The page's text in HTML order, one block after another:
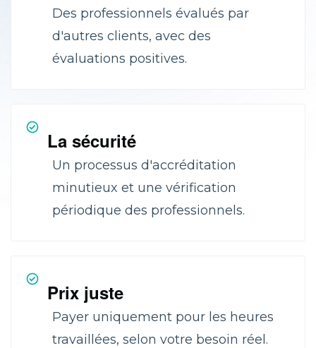
Des professionnels évalués par
d'autres clients, avec des
évaluations positives.
La sécurité
Un processus d'accréditation
minutieux et une vérification
périodique des professionnels.
Prix juste
Payer uniquement pour les heures
travaillées, selon votre besoin réel.